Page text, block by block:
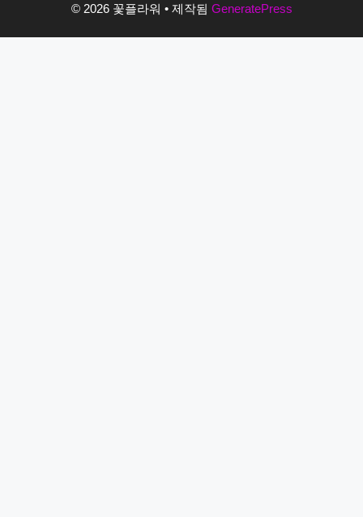
© 2026 꽃플라워 • 제작됨 GeneratePress